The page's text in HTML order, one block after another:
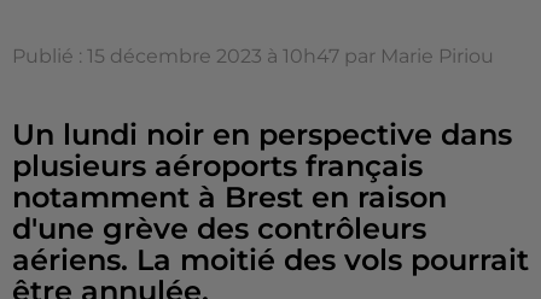
Publié : 15 décembre 2023 à 10h47 par Marie Piriou
Un lundi noir en perspective dans
plusieurs aéroports français
notamment à Brest en raison
d'une grève des contrôleurs
aériens. La moitié des vols pourrait
être annulée.